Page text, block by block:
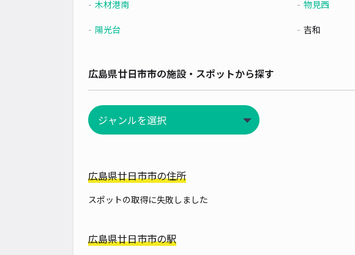
木材港南 物見西
陽光台 吉和
広島県廿日市市の施設・スポットから探す
広島県廿日市市の住所
スポットの取得に失敗しました
広島県廿日市市の駅